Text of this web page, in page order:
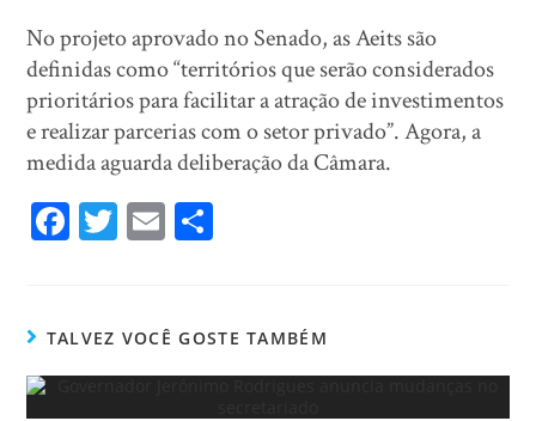
No projeto aprovado no Senado, as Aeits são
definidas como “territórios que serão considerados
prioritários para facilitar a atração de investimentos
e realizar parcerias com o setor privado”. Agora, a
medida aguarda deliberação da Câmara.
Fa
ok
T
er
E
TALVEZ VOCÊ GOSTE TAMBÉM